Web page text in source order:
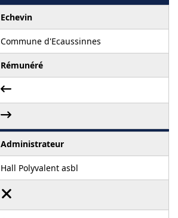
Echevin
Commune d'Ecaussinnes
Rémunéré
Administrateur
Hall Polyvalent asbl